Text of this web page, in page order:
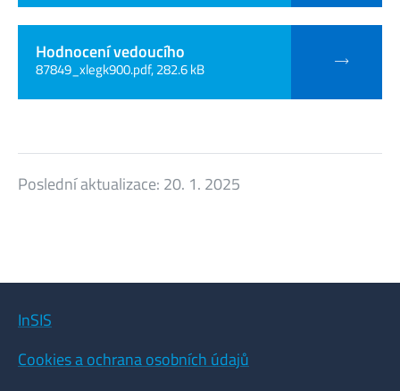
Hodnocení vedoucího
87849_xlegk900.pdf, 282.6 kB
Poslední aktualizace: 20. 1. 2025
InSIS
Cookies a ochrana osobních údajů